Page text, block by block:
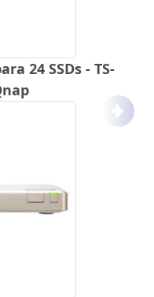
24 SSDs - TS-